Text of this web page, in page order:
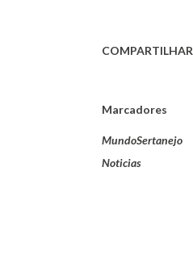
COMPARTILHAR
Marcadores
MundoSertanejo
Noticias